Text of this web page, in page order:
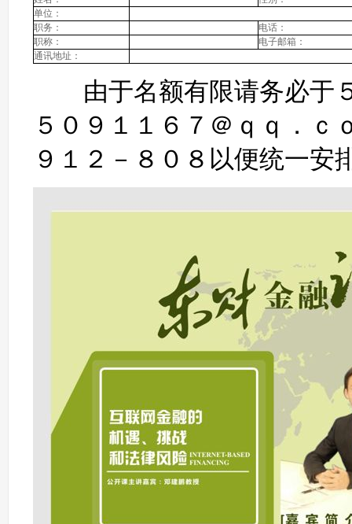
单位：
职务：
电话：
职称：
电子邮箱：
通讯地址：
由于名额有限请务必于５
５０９１１６７＠ｑｑ．
９１２－８０８以便统一安